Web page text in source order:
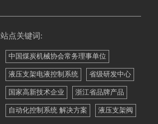
站点关键词:
中国煤炭机械协会常务理事单位
液压支架电液控制系统 省级研发中心
国家高新技术企业 浙江省品牌产品
自动化控制系统 解决方案 液压支架阀